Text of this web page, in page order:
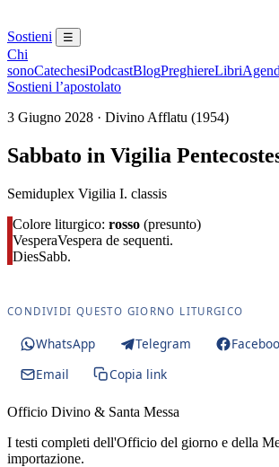
Sostieni ☰
Chi
sonoCatechesiPodcastBlogPreghiereLibri
Sostieni l’apostolato
3 Giugno 2028 · Divino Afflatu (1954)
Sabbato in Vigilia
Semiduplex Vigilia I. classis
Colore liturgico: rosso (presunto)
VesperaVespera de sequenti.
DiesSabb.
CONDIVIDI QUESTO GIORNO LITURGICO
WhatsApp Telegram
Email
Copia link
Officio Divino & Santa Messa
I testi completi dell'Officio del giorno e della
importazione.